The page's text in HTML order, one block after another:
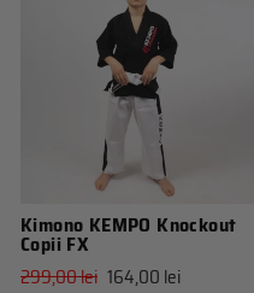
Kimono KEMPO Knockout
Copii FX
Pret
299,00 lei Pret
164,00 lei